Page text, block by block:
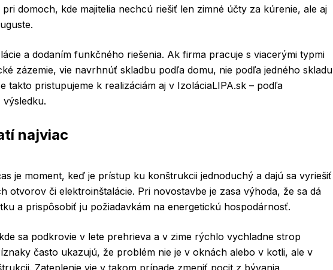
domoch, kde majitelia nechcú riešiť len zimné účty za kúrenie, ale aj
a dodaním funkčného riešenia. Ak firma pracuje s viacerými typmi
zázemie, vie navrhnúť skladbu podľa domu, nie podľa jedného skladu
takto pristupujeme k realizáciám aj v IzoláciaLIPA.sk – podľa
najviac
je moment, keď je prístup ku konštrukcii jednoduchý a dajú sa vyriešiť
otvorov či elektroinštalácie. Pri novostavbe je zasa výhoda, že sa dá
a prispôsobiť ju požiadavkám na energetickú hospodárnosť.
sa podkrovie v lete prehrieva a v zime rýchlo vychladne strop
často ukazujú, že problém nie je v oknách alebo v kotli, ale v
Zateplenie vie v takom prípade zmeniť pocit z bývania